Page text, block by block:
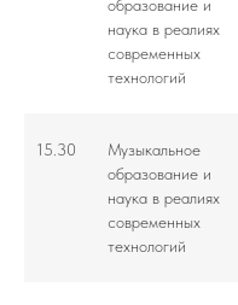
образование и
наука в реалиях
современных
технологий
15.30
Музыкальное
образование и
наука в реалиях
современных
технологий